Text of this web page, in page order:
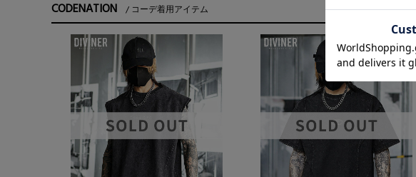
CODENATION コーデ着用アイテム